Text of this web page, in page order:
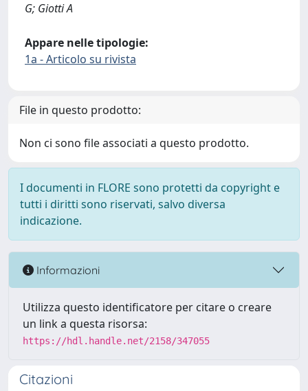
G; Giotti A
Appare nelle tipologie:
1a - Articolo su rivista
File in questo prodotto:
Non ci sono file associati a questo prodotto.
I documenti in FLORE sono protetti da copyright e
tutti i diritti sono riservati, salvo diversa
indicazione.
Informazioni
Utilizza questo identificatore per citare o creare
un link a questa risorsa:
https://hdl.handle.net/2158/347055
Citazioni